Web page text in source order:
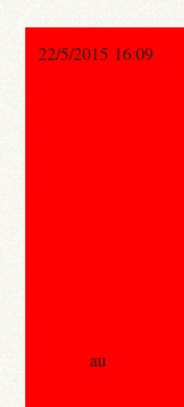
22/5/2015 16:09
au